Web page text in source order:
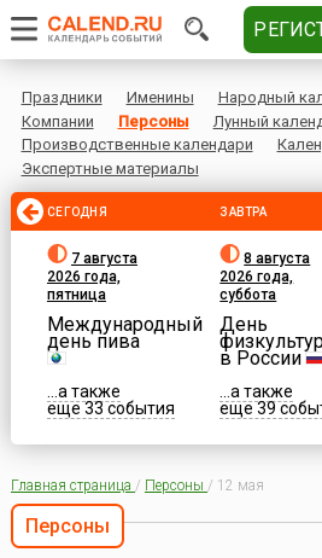
Праздники Именины Народный
Компании
Персоны
Лунный
Производственные календари
Экспертные материалы
СЕГОДНЯ
7 августа
2026 года,
пятница
Международный
день пива
...а также
еще 33 события
ЗАВТРА
8 августа
2026 года,
суббота
День
в России
...а также
еще 39
Главная страница / Персоны / 12 мая
Персоны